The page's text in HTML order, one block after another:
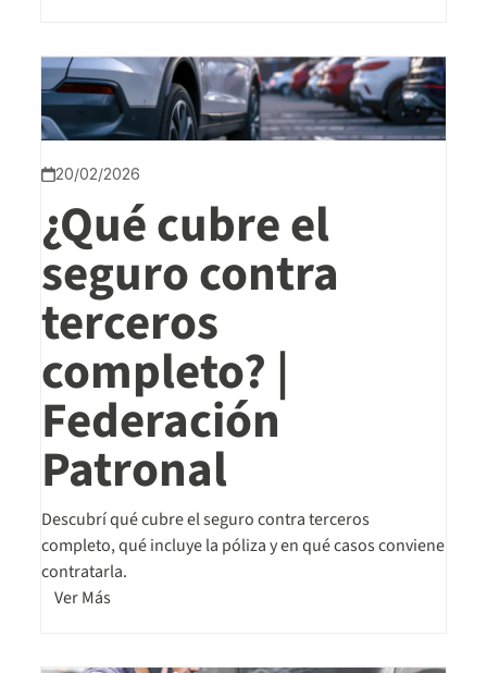
20/02/2026
¿Qué cubre el
seguro contra
terceros
completo? |
Federación
Patronal
Descubrí qué cubre el seguro contra terceros
completo, qué incluye la póliza y en qué casos conviene
contratarla.
Ver Más